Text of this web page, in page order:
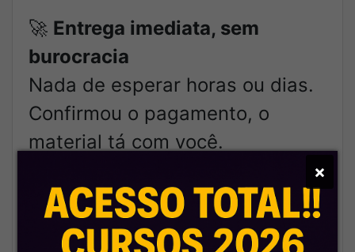
🚀 Entrega imediata, sem
burocracia
Nada de esperar horas ou dias.
Confirmou o pagamento, o
material tá com você.
🔄Atualizações frequentes,
sem precisar pedir
A gente acompanha os cursos o
×